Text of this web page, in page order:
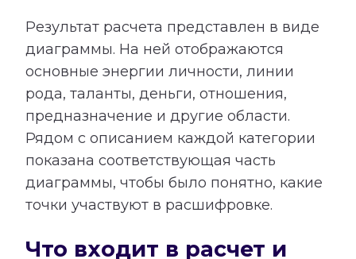
Результат расчета представлен в виде
диаграммы. На ней отображаются
основные энергии личности, линии
рода, таланты, деньги, отношения,
предназначение и другие области.
Рядом с описанием каждой категории
показана соответствующая часть
диаграммы, чтобы было понятно, какие
точки участвуют в расшифровке.
Что входит в расчет и